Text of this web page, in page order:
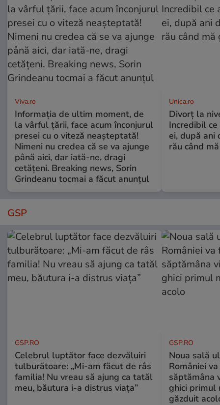
Viva.ro
Informația de ultim moment, de
la vârful țării, face acum înconjurul
presei cu o viteză neașteptată!
Nimeni nu credea că se va ajunge
până aici, dar iată-ne, dragi
cetățeni. Breaking news, Sorin
Grindeanu tocmai a făcut anunțul
Unica.ro
Divorț la
Incredibil
ei, după ani
rău când
GSP
GSP.RO
Celebrul luptător face dezvăluiri
tulburătoare: „Mi-am făcut de râs
familia! Nu vreau să ajung ca tatăl
meu, băutura i-a distrus viața”
GSP.RO
Noua sală
României
săptămâna
ghici primul
găzduit